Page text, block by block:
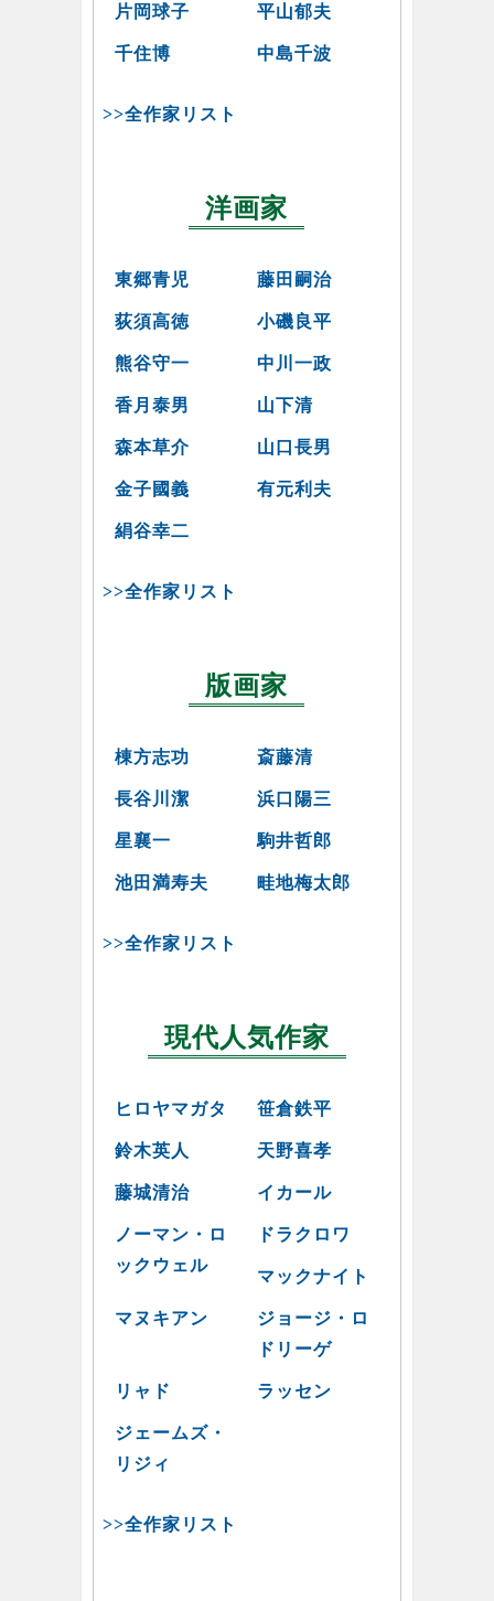
片岡球子 平山郁夫
千住博 中島千波
>>全作家リスト
洋画家
東郷青児 藤田嗣治
荻須高徳 小磯良平
熊谷守一 中川一政
香月泰男 山下清
森本草介 山口長男
金子國義 有元利夫
絹谷幸二
>>全作家リスト
版画家
棟方志功 斎藤清
長谷川潔 浜口陽三
星襄一 駒井哲郎
池田満寿夫 畦地梅太郎
>>全作家リスト
現代人気作家
ヒロヤマガタ 笹倉鉄平
鈴木英人 天野喜孝
藤城清治 イカール
ノーマン・ロ
ックウェル
ドラクロワ
マックナイト
マヌキアン
ジョージ・ロ
ドリーゲ
リャド ラッセン
ジェームズ・
リジィ
>>全作家リスト